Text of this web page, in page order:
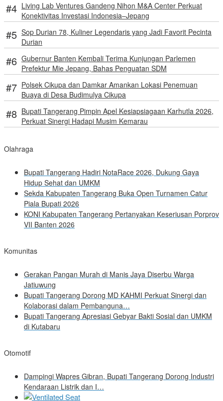
Living Lab Ventures Gandeng Nihon M&A Center Perkuat
Konektivitas Investasi Indonesia–Jepang
Sop Durian 78, Kuliner Legendaris yang Jadi Favorit Pecinta
Durian
Gubernur Banten Kembali Terima Kunjungan Parlemen
Prefektur Mie Jepang, Bahas Penguatan SDM
Polsek Cikupa dan Damkar Amankan Lokasi Penemuan
Buaya di Desa Budimulya Cikupa
Bupati Tangerang Pimpin Apel Kesiapsiagaan Karhutla 2026,
Perkuat Sinergi Hadapi Musim Kemarau
Olahraga
Bupati Tangerang Hadiri NotaRace 2026, Dukung Gaya
Hidup Sehat dan UMKM
Sekda Kabupaten Tangerang Buka Open Turnamen Catur
Piala Bupati 2026
KONI Kabupaten Tangerang Pertanyakan Keseriusan Porprov
VII Banten 2026
Komunitas
Gerakan Pangan Murah di Manis Jaya Diserbu Warga
Jatiuwung
Bupati Tangerang Dorong MD KAHMI Perkuat Sinergi dan
Kolaborasi dalam Pembanguna…
Bupati Tangerang Apresiasi Gebyar Bakti Sosial dan UMKM
di Kutabaru
Otomotif
Dampingi Wapres Gibran, Bupati Tangerang Dorong Industri
Kendaraan Listrik dan I…